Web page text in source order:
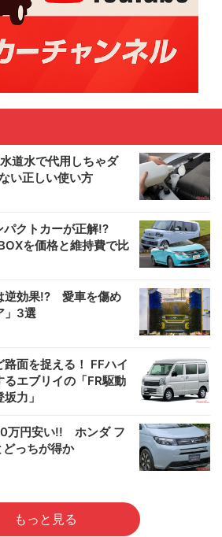
道水で代用しちゃダ
い正しい使い方
パクトカーが正解!?
を価格と維持費で比
逆効果!? 愛車を傷め
」3選
面を捉える！ FFハイ
るエブリイの「FR駆動
力」
万円安い!! ホンダ フ
っちが得か
もっと見る